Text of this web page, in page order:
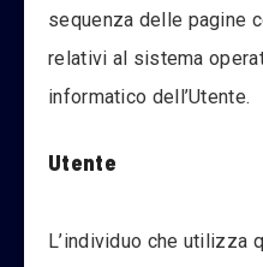
sequenza delle pagine
relativi al sistema
informatico dell’Utente.
Utente
L’individuo che utilizza